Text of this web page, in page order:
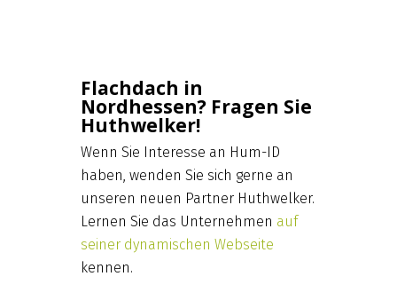
Flachdach in
Nordhessen? Fragen Sie
Huthwelker!
Wenn Sie Interesse an Hum-ID
haben, wenden Sie sich gerne an
unseren neuen Partner Huthwelker.
Lernen Sie das Unternehmen auf
seiner dynamischen Webseite
kennen.